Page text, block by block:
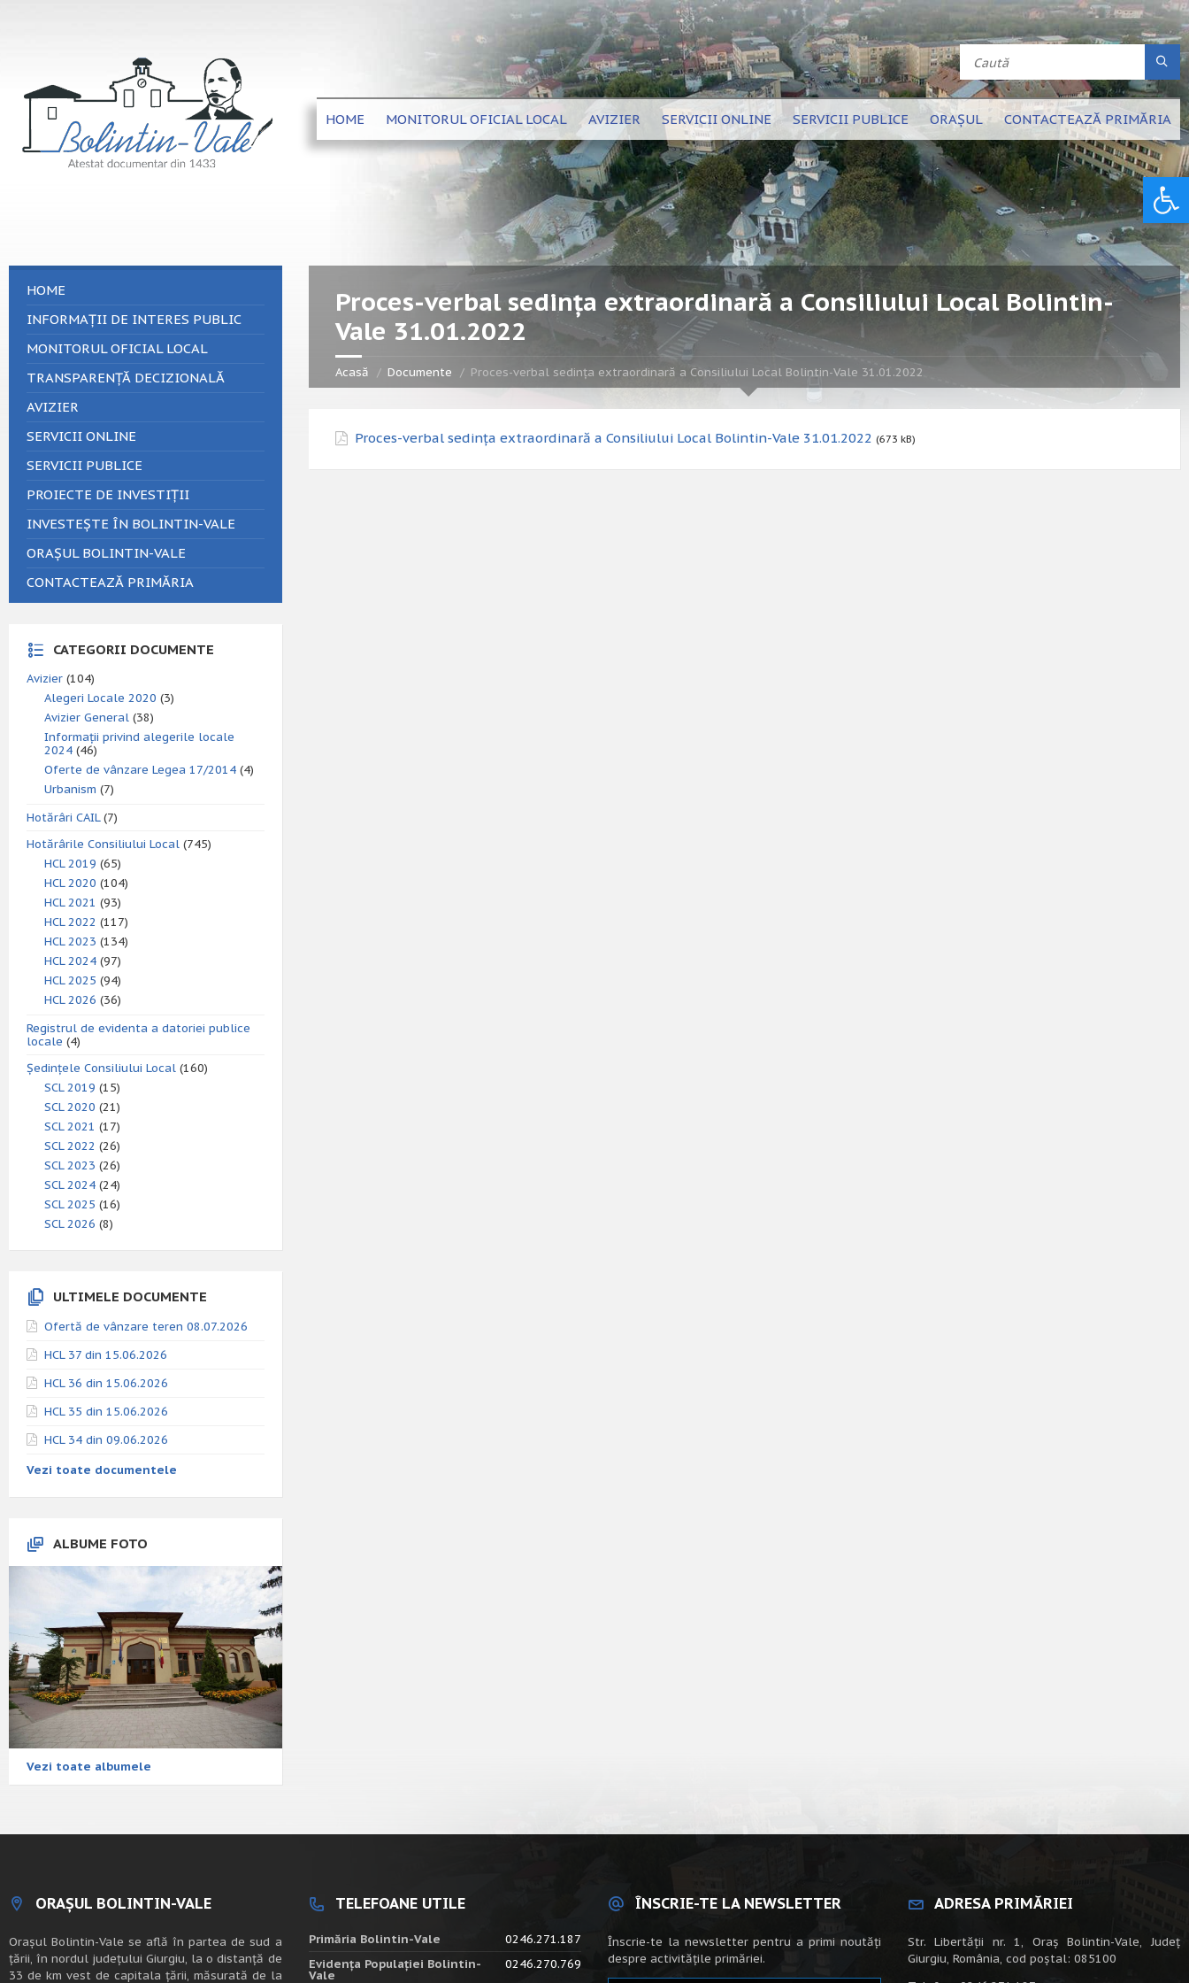
HOME MONITORUL OFICIAL LOCAL AVIZIER SERVICII ONLINE SERVICII PUBLICE ORAȘUL CONTACTEAZĂ PRIMĂRIA
Proces-verbal sedința extraordinară a Consiliului Local Bolintin-
Vale 31.01.2022
Acasă Documente Proces-verbal sedința extraordinară a Consiliului Local Bolintin-Vale 31.01.2022
Proces-verbal sedința extraordinară a Consiliului Local Bolintin-Vale 31.01.2022 (673 kB)
HOME
INFORMAȚII DE INTERES PUBLIC
MONITORUL OFICIAL LOCAL
TRANSPARENȚĂ DECIZIONALĂ
AVIZIER
SERVICII ONLINE
SERVICII PUBLICE
PROIECTE DE INVESTIȚII
INVESTEȘTE ÎN BOLINTIN-VALE
ORAȘUL BOLINTIN-VALE
CONTACTEAZĂ PRIMĂRIA
CATEGORII DOCUMENTE
Avizier (104)
Alegeri Locale 2020 (3)
Avizier General (38)
Informații privind alegerile locale
2024 (46)
Oferte de vânzare Legea 17/2014 (4)
Urbanism (7)
Hotărâri CAIL(7)
Hotărârile Consiliului Local (745)
HCL 2019 (65)
HCL 2020 (104)
HCL 2021 (93)
HCL 2022 (117)
HCL 2023 (134)
HCL 2024 (97)
HCL 2025 (94)
HCL 2026 (36)
Registrul de evidenta a datoriei publice
locale (4)
Ședințele Consiliului Local (160)
SCL 2019 (15)
SCL 2020 (21)
SCL 2021 (17)
SCL 2022 (26)
SCL 2023 (26)
SCL 2024 (24)
SCL 2025 (16)
SCL 2026 (8)
ULTIMELE DOCUMENTE
Ofertă de vânzare teren 08.07.2026
HCL 37 din 15.06.2026
HCL 36 din 15.06.2026
HCL 35 din 15.06.2026
HCL 34 din 09.06.2026
Vezi toate documentele
ALBUME FOTO
Vezi toate albumele
ORAȘUL BOLINTIN-VALE
Oraşul Bolintin-Vale se află în partea de sud a
ţării, în nordul judeţului Giurgiu, la o distanţă de
33 de km vest de capitala țării, măsurată de la
TELEFOANE UTILE
Primăria Bolintin-Vale
0246.271.187
Evidența Populației Bolintin-
Vale
0246.270.769
ÎNSCRIE-TE LA NEWSLETTER
Înscrie-te la newsletter pentru a primi noutăți
despre activitățile primăriei.
ADRESA PRIMĂRIEI
Str. Libertății nr. 1, Oraș Bolintin-Vale, Județ
Giurgiu, România, cod poștal: 085100
Deschide bara de unelte